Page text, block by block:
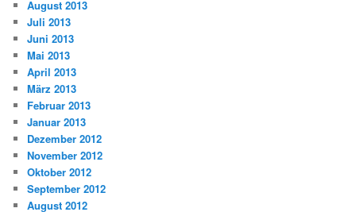
August 2013
Juli 2013
Juni 2013
Mai 2013
April 2013
März 2013
Februar 2013
Januar 2013
Dezember 2012
November 2012
Oktober 2012
September 2012
August 2012